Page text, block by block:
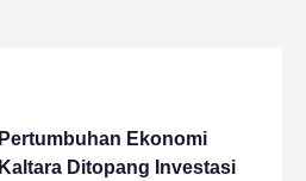
Pertumbuhan Ekonomi
Kaltara Ditopang Investasi